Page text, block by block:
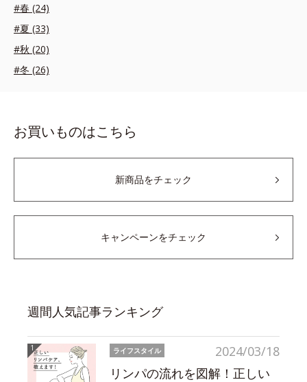
#春 (24)
#夏 (33)
#秋 (20)
#冬 (26)
お買いものはこちら
新商品をチェック
キャンペーンをチェック
週間人気記事ランキング
2024/03/18
ライフスタイル
リンパの流れを図解！正しい